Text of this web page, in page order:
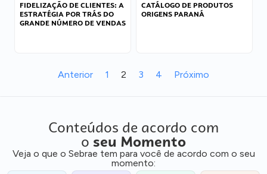
FIDELIZAÇÃO DE CLIENTES: A
ESTRATÉGIA POR TRÁS DO
GRANDE NÚMERO DE VENDAS
CATÁLOGO DE PRODUTOS
ORIGENS PARANÁ
Anterior 1 2 3 4 Próximo
Conteúdos de acordo com
o seu Momento
Veja o que o Sebrae tem para você de acordo com o seu
momento: